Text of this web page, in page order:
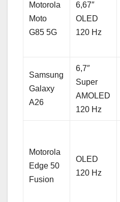
Motorola
Moto
G85 5G
6,67″
OLED
120 Hz
Samsung
Galaxy
A26
6,7″
Super
AMOLED
120 Hz
Motorola
Edge 50
Fusion
OLED
120 Hz